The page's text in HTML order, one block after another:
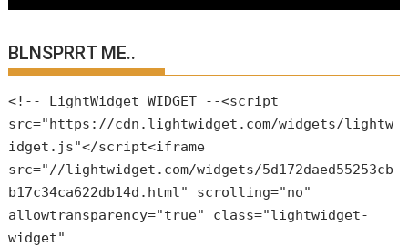
BLNSPRRT ME..
<!-- LightWidget WIDGET --<script
src="https://cdn.lightwidget.com/widgets/lightw
idget.js"</script<iframe
src="//lightwidget.com/widgets/5d172daed55253cb
b17c34ca622db14d.html" scrolling="no"
allowtransparency="true" class="lightwidget-
widget"